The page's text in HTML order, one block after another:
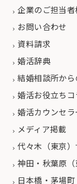
企業のご担当者
お問い合わせ
資料請求
婚活辞典
結婚相談所か
婚活お役立ちコ
婚活カウンセ
メディア掲載
代々木（東京
神田・秋葉原
日本橋・茅場